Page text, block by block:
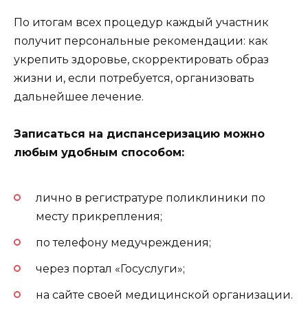
По итогам всех процедур каждый участник
получит персональные рекомендации: как
укрепить здоровье, скорректировать образ
жизни и, если потребуется, организовать
дальнейшее лечение.
Записаться на диспансеризацию можно
любым удобным способом:
лично в регистратуре поликлиники по
месту прикрепления;
по телефону медучреждения;
через портал «Госуслуги»;
на сайте своей медицинской организации.